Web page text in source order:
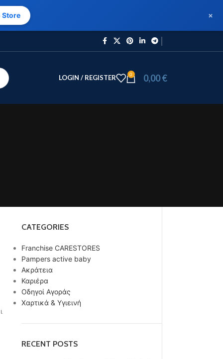
Store ×
LOGIN / REGISTER 0 0,00€
CATEGORIES
Franchise CARESTORES
Pampers active baby
Ακράτεια
Καριέρα
Οδηγοί Αγοράς
Χαρτικά & Υγιεινή
RECENT POSTS